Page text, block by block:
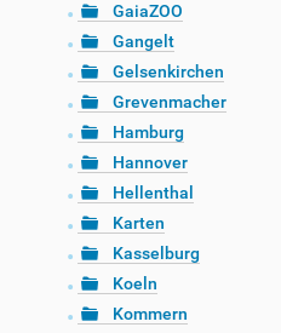
GaiaZOO
Gangelt
Gelsenkirchen
Grevenmacher
Hamburg
Hannover
Hellenthal
Karten
Kasselburg
Koeln
Kommern